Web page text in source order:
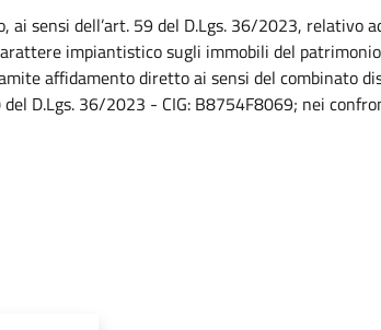
ai sensi dell’art. 59 del D.Lgs. 36/2023, relativo
impiantistico sugli immobili del
affidamento diretto ai sensi del combinato
D.Lgs. 36/2023 - CIG: B8754F8069; nei